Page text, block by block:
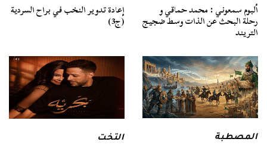
ألبوم سمعوني : محمد حماقي و
رحلة البحث عن الذات وسط ضجيج
التريند
إعادة تدوير النخب في براح السردية
(ج3)
المصطبة التخت